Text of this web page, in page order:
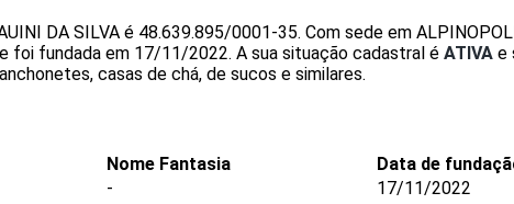
DA SILVA é 48.639.895/0001-35. Com sede em
foi fundada em 17/11/2022. A sua situação cadastral é ATIVA e
casas de chá, de sucos e similares.
Nome Fantasia
-
Data de
17/11/2022